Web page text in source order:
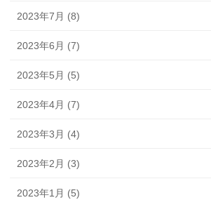
2023年7月 (8)
2023年6月 (7)
2023年5月 (5)
2023年4月 (7)
2023年3月 (4)
2023年2月 (3)
2023年1月 (5)